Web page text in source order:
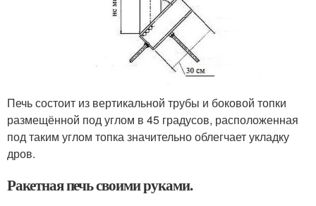
Печь состоит из вертикальной трубы и боковой топки
размещённой под углом в 45 градусов, расположенная
под таким углом топка значительно облегчает укладку
дров.
Ракетная печь своими руками.